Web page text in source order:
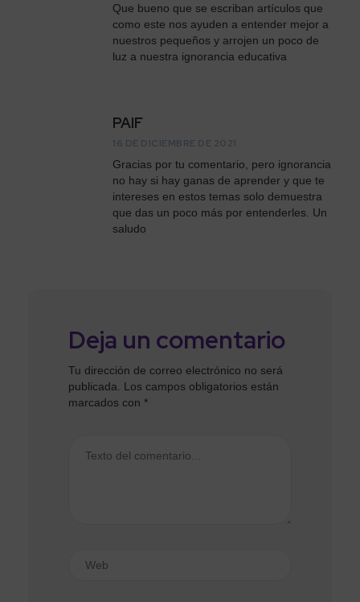
Que bueno que se escriban artículos que
como este nos ayuden a entender mejor a
nuestros pequeños y arrojen un poco de
luz a nuestra ignorancia educativa
PAIF
16 DE DICIEMBRE DE 2021
Gracias por tu comentario, pero ignorancia
no hay si hay ganas de aprender y que te
intereses en estos temas solo demuestra
que das un poco más por entenderles. Un
saludo
Deja un comentario
Tu dirección de correo electrónico no será
publicada.
Los campos obligatorios están
marcados con *